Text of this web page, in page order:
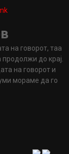
на говорот, таа
до крај.
на говорот и
мораме да го